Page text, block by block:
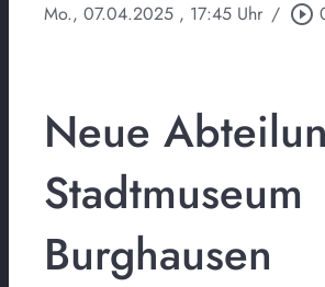
Mo., 07.04.2025 , 17:45 Uhr / play_circle_outline
Neue
Stadtmuseum
Burghausen